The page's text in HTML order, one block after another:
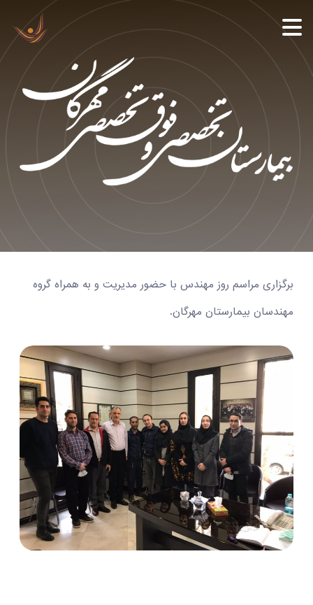
برگزاری مراسم روز مهندس با حضور مدیریت و به همراه گروه
مهندسان بیمارستان مهرگان.